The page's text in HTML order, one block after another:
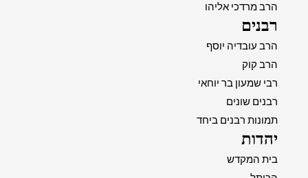
הרב מרדכי אליהו
רבנים
הרב עובדיה יוסף
הרב קוק
רבי שמעון בר יוחאי
רבנים שונים
תמונות רבנים ביחד
יהדות
בית המקדש